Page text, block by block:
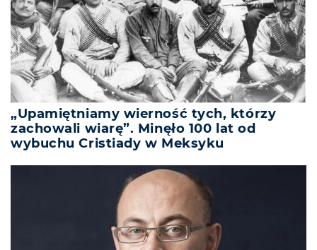
„Upamiętniamy wierność tych, którzy
zachowali wiarę”. Minęło 100 lat od
wybuchu Cristiady w Meksyku